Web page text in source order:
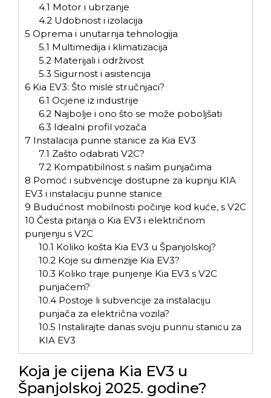
4.1 Motor i ubrzanje
4.2Udobnost i izolacija
5 Oprema i unutarnja tehnologija
5.1 Multimedija i klimatizacija
5.2Materijali i održivost
5.3 Sigurnost i asistencija
6 Kia EV3: Što misle stručnjaci?
6.1 Ocjene iz industrije
6.2Najbolje i ono što se može poboljšati
6.3 Idealni profil vozača
7 Instalacija punne stanice za Kia EV3
7.1 Zašto odabrati V2C?
7.2Kompatibilnost s našim punjačima
8 Pomoć i subvencije dostupne za kupnju KIA
EV3 i instalaciju punne stanice
9 Budućnost mobilnosti počinje kod kuće, s V2C
10 Česta pitanja o Kia EV3 i električnom
punjenju s V2C
10.1 Koliko košta Kia EV3 u Španjolskoj?
10.2Koje su dimenzije Kia EV3?
10.3 Koliko traje punjenje Kia EV3 s V2C
punjačem?
10.4Postoje li subvencije za instalaciju
punjača za električna vozila?
10.5 Instalirajte danas svoju punnu stanicu za
KIA EV3
Koja je cijena Kia EV3 u
Španjolskoj 2025. godine?